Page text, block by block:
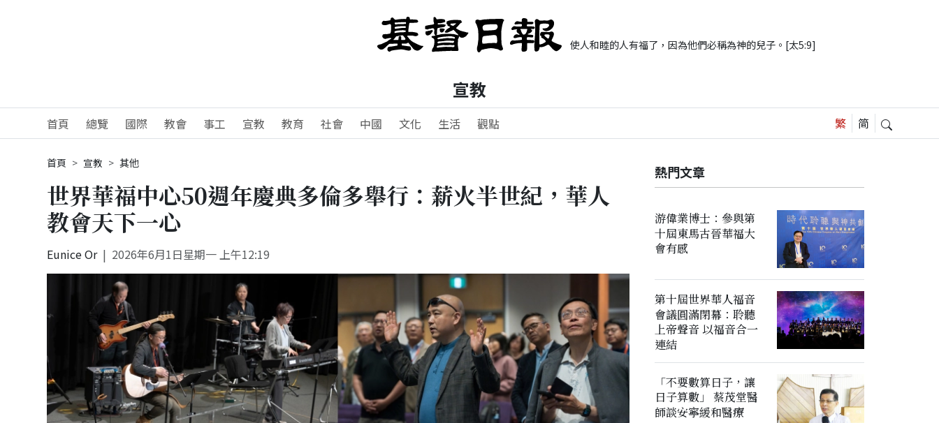
使人和睦的人有福了，因為他們必稱為神的兒子。[太5:9]
宣教
首頁 總覽 國際 教會 事工 宣教 教育 社會 中國 文化 生活 觀點
首頁 宣教 其他
世界華福中心50週年慶典多倫多舉行：薪火半世紀，華人
教會天下一心
Eunice Or 2026年6月1日星期一 上午12:19
熱門文章
游偉業博士：參與第
十屆東馬古晉華福大
會有感
第十屆世界華人福音
會議圓滿閉幕：聆聽
上帝聲音 以福音合一
連結
「不要數算日子，讓
日子算數」 蔡茂堂醫
師談安寧緩和醫療